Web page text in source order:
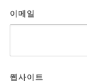
이메일
웹사이트